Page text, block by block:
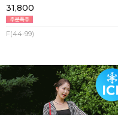
31,800
F(44-99)